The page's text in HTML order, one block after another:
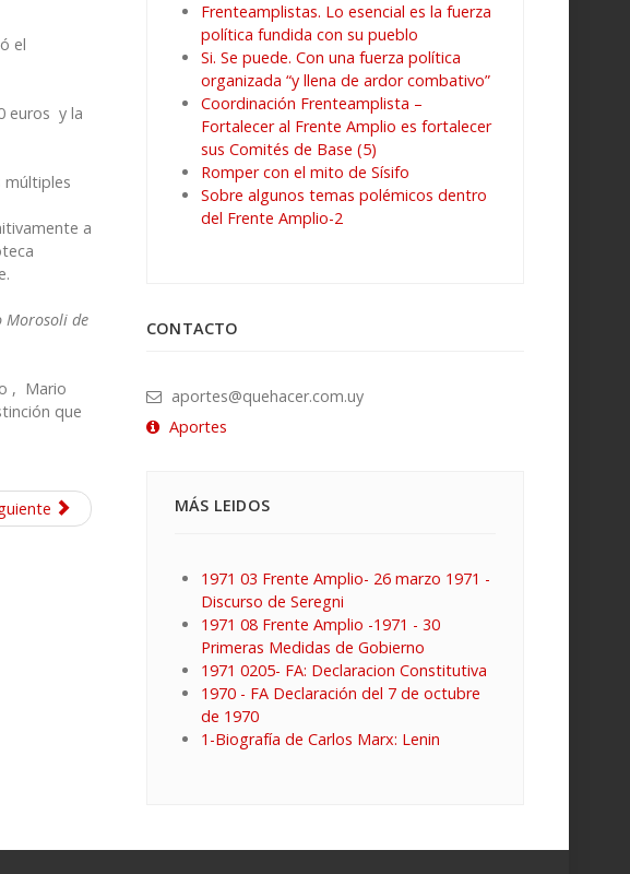
el
euros y la
múltiples
a
Morosoli de
, Mario
que
Frenteamplistas. Lo esencial es la fuerza
política fundida con su pueblo
Si. Se puede. Con una fuerza política
organizada “y llena de ardor combativo”
Coordinación Frenteamplista –
Fortalecer al Frente Amplio es fortalecer
sus Comités de Base (5)
Romper con el mito de Sísifo
Sobre algunos temas polémicos dentro
del Frente Amplio-2
CONTACTO
aportes@quehacer.com.uy
Aportes
MÁS LEIDOS
1971 03 Frente Amplio- 26 marzo 1971 -
Discurso de Seregni
1971 08 Frente Amplio -1971 - 30
Primeras Medidas de Gobierno
1971 0205- FA: Declaracion Constitutiva
1970 - FA Declaración del 7 de octubre
de 1970
1-Biografía de Carlos Marx: Lenin